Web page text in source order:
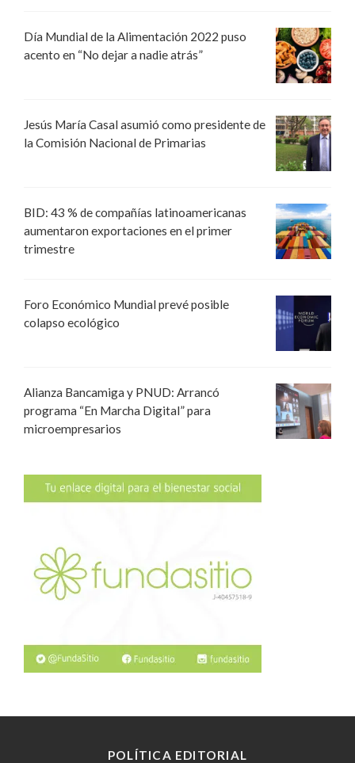
Día Mundial de la Alimentación 2022 puso
acento en “No dejar a nadie atrás”
Jesús María Casal asumió como presidente de
la Comisión Nacional de Primarias
BID: 43 % de compañías latinoamericanas
aumentaron exportaciones en el primer
trimestre
Foro Económico Mundial prevé posible
colapso ecológico
Alianza Bancamiga y PNUD: Arrancó
programa “En Marcha Digital” para
microempresarios
POLÍTICA EDITORIAL